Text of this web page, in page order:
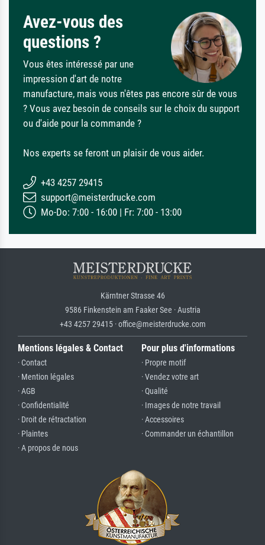
Avez-vous des
questions ?
Vous êtes intéressé par une
impression d'art de notre
manufacture, mais vous n'êtes pas encore sûr de vous
? Vous avez besoin de conseils sur le choix du support
ou d'aide pour la commande ?
Nos experts se feront un plaisir de vous aider.
+43 4257 29415
support@meisterdrucke.com
Mo-Do: 7:00 - 16:00 | Fr: 7:00 - 13:00
Kärntner Strasse 46
9586 Finkenstein am Faaker See · Austria
+43 4257 29415 · office@meisterdrucke.com
Mentions légales & Contact
· Contact
· Mention légales
· AGB
· Confidentialité
· Droit de rétractation
· Plaintes
· A propos de nous
Pour plus d'informations
· Propre motif
· Vendez votre art
· Qualité
· Images de notre travail
· Accessoires
· Commander un échantillon